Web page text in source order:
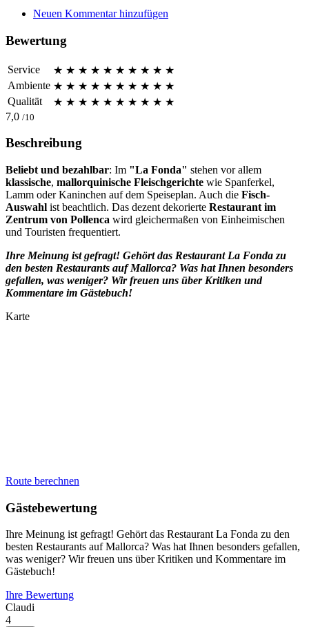
Neuen Kommentar hinzufügen
Bewertung
Service ★ ★ ★ ★ ★ ★ ★ ★ ★ ★
Ambiente ★ ★ ★ ★ ★ ★ ★ ★ ★ ★
Qualität
★ ★ ★ ★ ★ ★ ★ ★ ★ ★
7,0 /10
Beschreibung
Beliebt und bezahlbar: Im "La Fonda" stehen vor allem
klassische, mallorquinische Fleischgerichte wie Spanferkel,
Lamm oder Kaninchen auf dem Speiseplan. Auch die Fisch-
Auswahl ist beachtlich. Das dezent dekorierte Restaurant im
Zentrum von Pollenca wird gleichermaßen von Einheimischen
und Touristen frequentiert.
Ihre Meinung ist gefragt! Gehört das Restaurant La Fonda zu
den besten Restaurants auf Mallorca? Was hat Ihnen besonders
gefallen, was weniger? Wir freuen uns über Kritiken und
Kommentare im Gästebuch!
Karte
Route berechnen
Gästebewertung
Ihre Meinung ist gefragt! Gehört das Restaurant La Fonda zu den
besten Restaurants auf Mallorca? Was hat Ihnen besonders gefallen,
was weniger? Wir freuen uns über Kritiken und Kommentare im
Gästebuch!
Ihre Bewertung
Claudi
4